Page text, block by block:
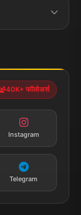
40K+ फॉलोअर्स
Instagram
Telegram